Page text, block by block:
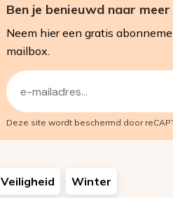
Ben je benieuwd naar
Neem hier een gratis
mailbox.
E-
mailadres
(Vereist)
Deze site wordt beschermd door
Veiligheid Winter